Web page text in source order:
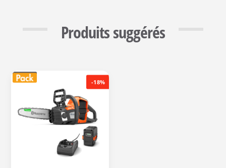
Produits suggérés
-18%